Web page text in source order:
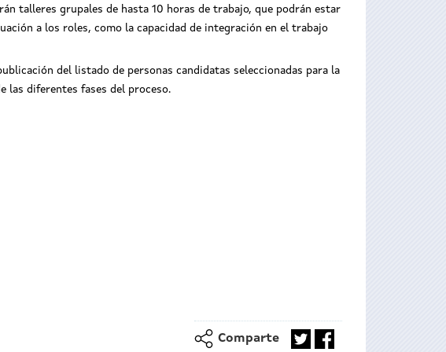
talleres grupales de hasta 10 horas de trabajo, que podrán estar
a los roles, como la capacidad de integración en el trabajo
del listado de personas candidatas seleccionadas para la
las diferentes fases del proceso.
Comparte